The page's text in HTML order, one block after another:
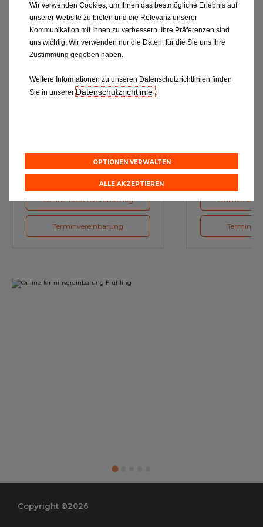
Online-Kostenvoranschlag
Terminvereinbarung
Online-
Copyright ©2026
Wir verwenden Cookies, um Ihnen das bestmögliche Erlebnis auf
unserer Website zu bieten und die Relevanz unserer
Kommunikation mit Ihnen zu verbessern. Ihre Präferenzen sind
uns wichtig. Wir verwenden nur die Daten, für die Sie uns Ihre
Zustimmung gegeben haben.
Weitere Informationen zu unseren Datenschutzrichtlinien finden
Sie in unsererDatenschutzrichtlinie .
OPTIONEN VERWALTEN
ALLE AKZEPTIEREN